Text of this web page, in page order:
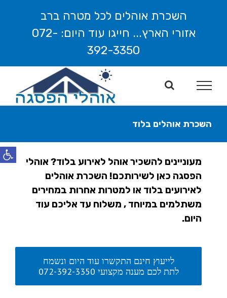
פתח
השכרת אוהלים לכל מטרה ברב
אזורי הארץ... חייגו עוד היום: 072-
392-3350
השכרת אוהלים בלוד
מעוניינים להשכיר אוהל לאירוע בלוד? אוהלי
הפסגה כאן לשירותכם! השכרת אוהלים
לאירועים בלוד או למטרות אחרות במחירים
משתלמים במיוחד , משלוח עד אליכם עוד
היום.
לייעוץ חינם התקשרו עוד היום ונשמח
לתת לכם מענה מקצועי 072-392-3350